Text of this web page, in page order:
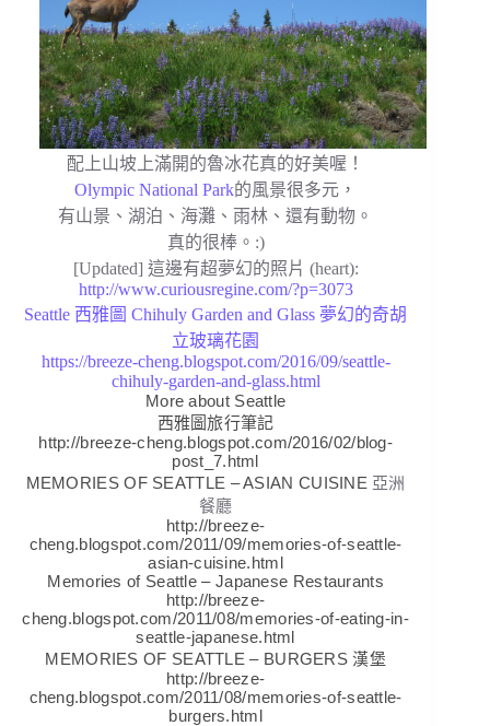
配上山坡上滿開的魯冰花真的好美喔！
Olympic National Park的風景很多元，
有山景、湖泊、海灘、雨林、還有動物。
真的很棒。:)
[Updated] 這邊有超夢幻的照片 (heart):
http://www.curiousregine.com/?p=3073
Seattle 西雅圖 Chihuly Garden and Glass 夢幻的奇胡
立玻璃花園
https://breeze-cheng.blogspot.com/2016/09/seattle-
chihuly-garden-and-glass.html
More about Seattle
西雅圖旅行筆記
http://breeze-cheng.blogspot.com/2016/02/blog-
post_7.html
MEMORIES OF SEATTLE – ASIAN CUISINE 亞洲
餐廳
http://breeze-
cheng.blogspot.com/2011/09/memories-of-seattle-
asian-cuisine.html
Memories of Seattle – Japanese Restaurants
http://breeze-
cheng.blogspot.com/2011/08/memories-of-eating-in-
seattle-japanese.html
MEMORIES OF SEATTLE – BURGERS 漢堡
http://breeze-
cheng.blogspot.com/2011/08/memories-of-seattle-
burgers.html